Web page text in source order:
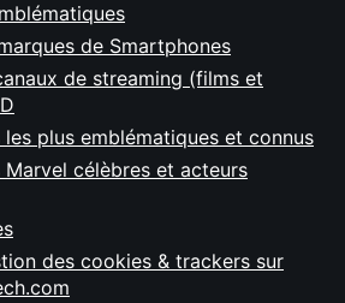
de Smartphones
de streaming (films et
les plus emblématiques et connus
Marvel célèbres et acteurs
des cookies & trackers sur